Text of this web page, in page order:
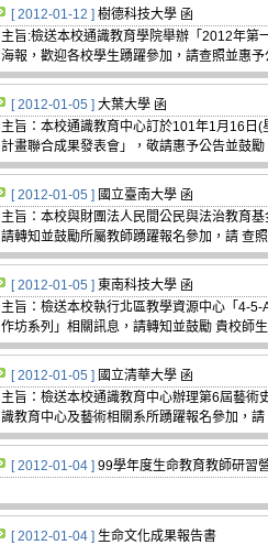
[ 2012-01-12 ] 樹德科技大學 函
主旨:檢送本校通識教育學院舉辦「2012年第
海報，歡迎各校學生踴躍參加，請查照並惠予
[ 2012-01-05 ] 大葉大學 函
主旨：本校通識教育中心訂於101年1月16日
計畫聯合成果發表會」，敬請惠予公告並鼓勵
[ 2012-01-05 ] 國立臺南大學 函
主旨：本校與財團法人民間公民與法治教育
請轉知並鼓勵所屬教師踴躍報名參加，請 查照
[ 2012-01-05 ] 東南科技大學 函
主旨：檢送本校執行北區教學資源中心「4-
作坊系列」相關訊息，請轉知並鼓勵 貴校師
[ 2012-01-05 ] 國立清華大學 函
主旨：檢送本校通識教育中心辦理第6屆藝術
識教育中心及藝術相關系所踴躍報名參加，請
[ 2012-01-04 ] 99學年度生命教育教師研習
[ 2012-01-04 ] 生命文化成果報告書